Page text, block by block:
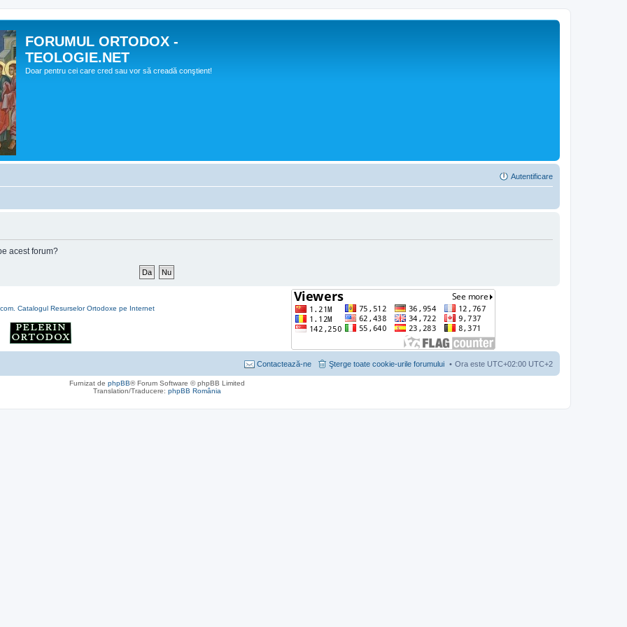
FORUMUL ORTODOX -
TEOLOGIE.NET
Doar pentru cei care cred sau vor să creadă conştient!
Autentificare
acest forum?
Ora este UTC+02:00 UTC+2
Şterge toate cookie-urile forumului
Contactează-ne
Furnizat de phpBB® Forum Software © phpBB Limited
Translation/Traducere: phpBB România